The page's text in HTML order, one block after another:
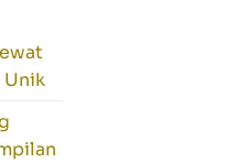
Unik